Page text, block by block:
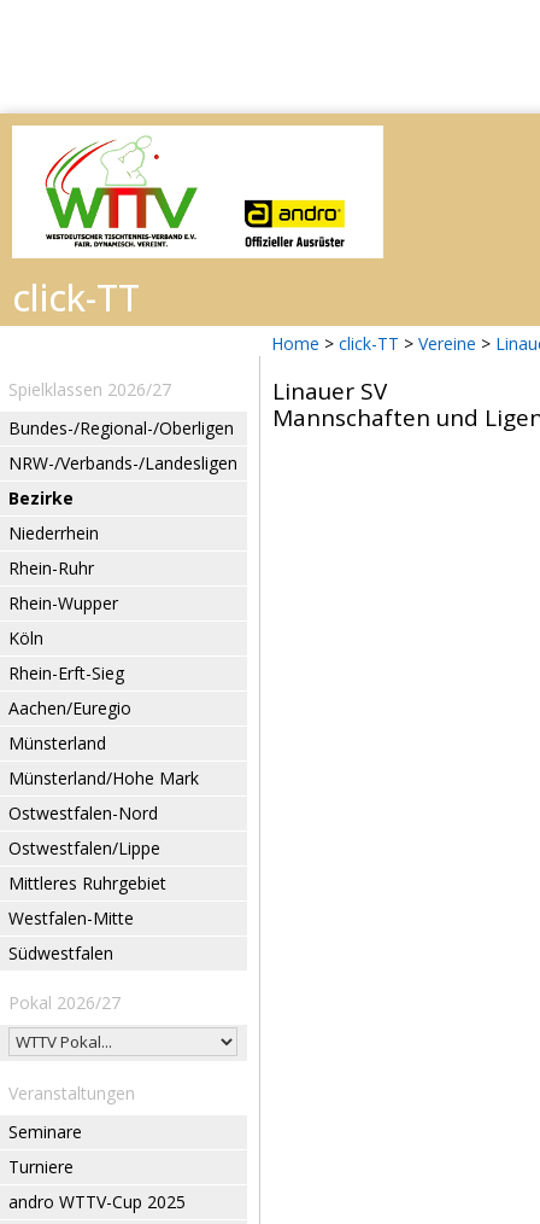
Home > click-TT > Vereine >
Spielklassen 2026/27
Bundes-/Regional-/Oberligen
NRW-/Verbands-/Landesligen
Bezirke
Niederrhein
Rhein-Ruhr
Rhein-Wupper
Köln
Rhein-Erft-Sieg
Aachen/Euregio
Münsterland
Münsterland/Hohe Mark
Ostwestfalen-Nord
Ostwestfalen/Lippe
Mittleres Ruhrgebiet
Westfalen-Mitte
Südwestfalen
Pokal 2026/27
Veranstaltungen
Seminare
Turniere
andro WTTV-Cup 2025
Linauer SV
Mannschaften und